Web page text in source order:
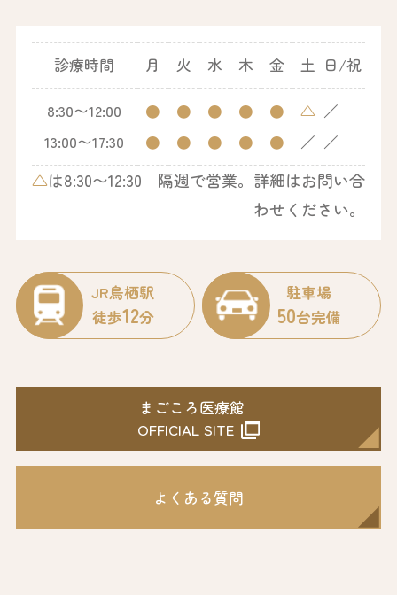
診療時間 月 火 水 木 金 土 日/祝
8:30〜12:00 ● ● ● ● ● △ ／
13:00〜17:30
● ● ● ● ● ／ ／
△は8:30〜12:30 隔週で営業。詳細はお問い合
わせください。
JR鳥栖駅
徒歩12分
駐車場
50台完備
まごころ医療館
OFFICIAL SITE
よくある質問